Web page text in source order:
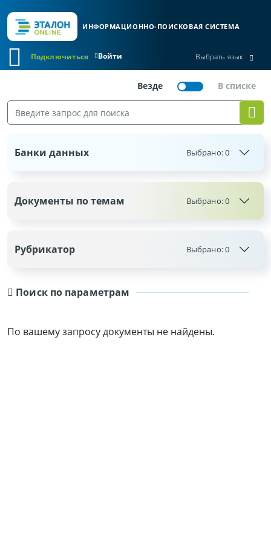
ИНФОРМАЦИОННО-ПОИСКОВАЯ СИСТЕМА
Войти
Подключиться Выбрать язык
Поиск по параметрам
По вашему запросу документы не найдены.
Банки данных Выбрано:0
Документы по темам Выбрано:0
Рубрикатор Выбрано:0